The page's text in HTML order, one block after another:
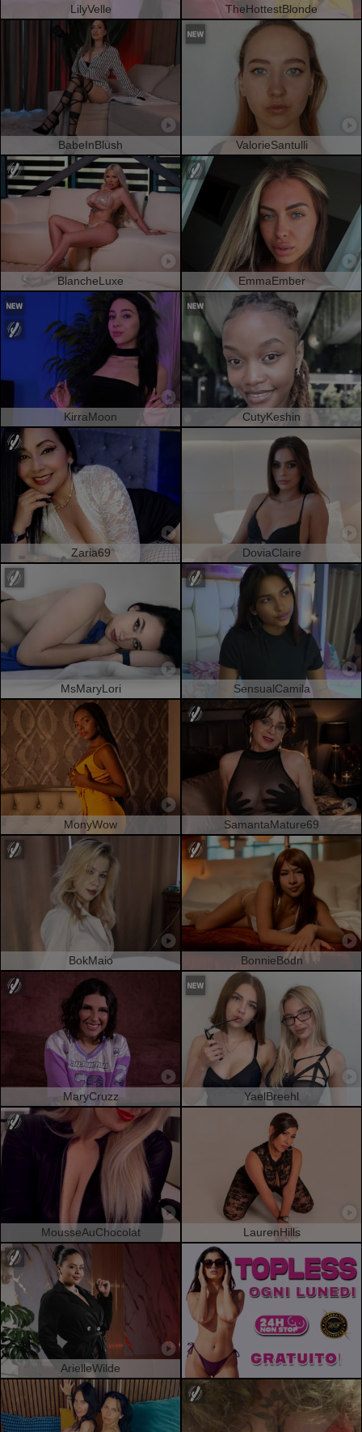
LilyVelle TheHottestBlonde
BabeInBlush ValorieSantulli
BlancheLuxe EmmaEmber
KirraMoon CutyKeshin
Zaria69 DoviaClaire
MsMaryLori SensualCamila
MonyWow SamantaMature69
BokMaio BonnieBodn
MaryCruzz YaelBreehl
MousseAuChocolat LaurenHills
ArielleWilde